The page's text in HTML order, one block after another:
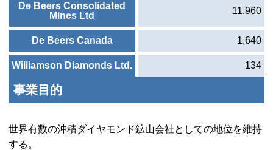
De Beers Consolidated
Mines Ltd
11,960
De Beers Canada 1,640
Williamson Diamonds Ltd. 134
事業目的
世界有数の沖積ダイヤモンド鉱山会社としての地位を維持
する。